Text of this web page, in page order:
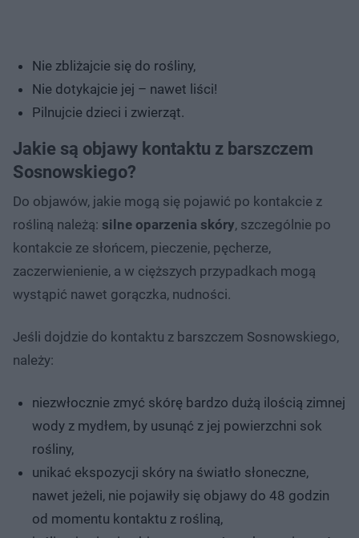
Nie zbliżajcie się do rośliny,
Nie dotykajcie jej – nawet liści!
Pilnujcie dzieci i zwierząt.
Jakie są objawy kontaktu z barszczem
Sosnowskiego?
Do objawów, jakie mogą się pojawić po kontakcie z
rośliną należą: silne oparzenia skóry, szczególnie po
kontakcie ze słońcem, pieczenie, pęcherze,
zaczerwienienie, a w cięższych przypadkach mogą
wystąpić nawet gorączka, nudności.
Jeśli dojdzie do kontaktu z barszczem Sosnowskiego,
należy:
niezwłocznie zmyć skórę bardzo dużą ilością zimnej
wody z mydłem, by usunąć z jej powierzchni sok
rośliny,
unikać ekspozycji skóry na światło słoneczne,
nawet jeżeli, nie pojawiły się objawy do 48 godzin
od momentu kontaktu z rośliną,